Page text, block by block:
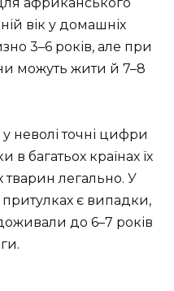
вік у домашніх
3–6 років, але при
можуть жити й 7–8
неволі точні цифри
в багатьох країнах їх
легально. У
притулках є випадки,
до 6–7 років